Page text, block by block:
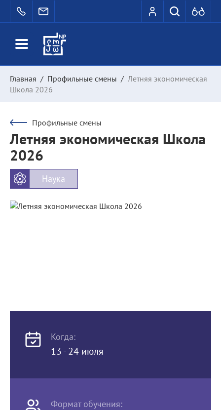
Главная / Профильные смены / Летняя экономическая
Школа 2026
Профильные смены
Летняя экономическая Школа
2026
Наука
Когда:
13 - 24 июля
Формат обучения: